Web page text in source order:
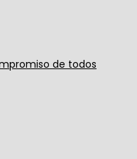
de todos